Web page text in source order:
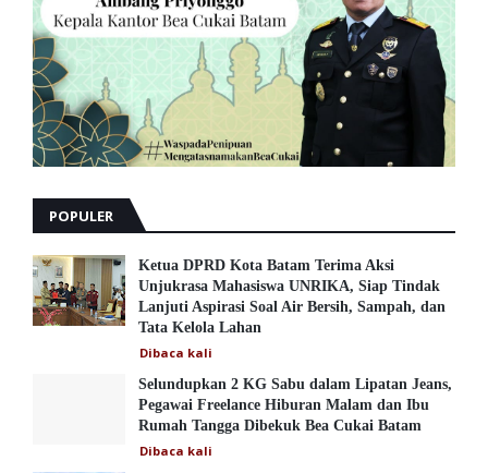
POPULER
Ketua DPRD Kota Batam Terima Aksi
Unjukrasa Mahasiswa UNRIKA, Siap Tindak
Lanjuti Aspirasi Soal Air Bersih, Sampah, dan
Tata Kelola Lahan
Dibaca kali
Selundupkan 2 KG Sabu dalam Lipatan Jeans,
Pegawai Freelance Hiburan Malam dan Ibu
Rumah Tangga Dibekuk Bea Cukai Batam
Dibaca kali